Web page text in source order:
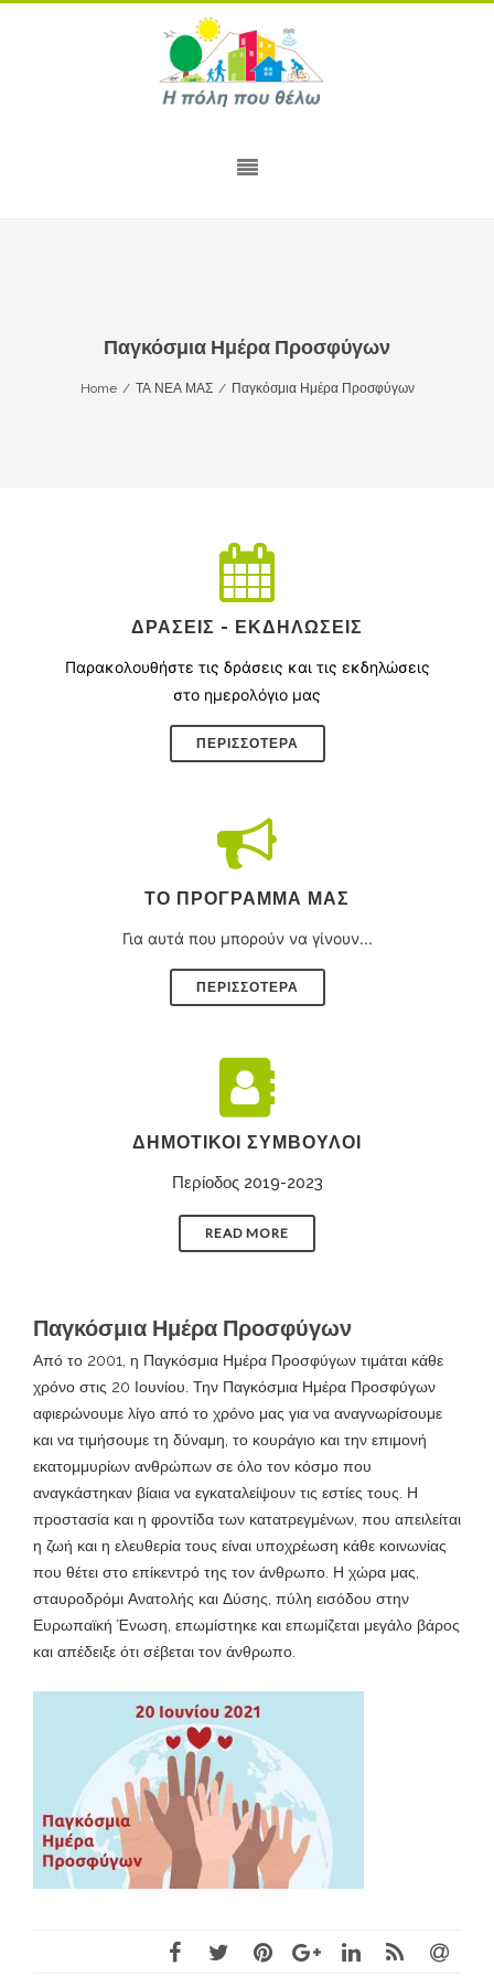
Παγκόσμια Ημέρα Προσφύγων
Home / ΤΑ ΝΕΑ ΜΑΣ / Παγκόσμια Ημέρα Προσφύγων
ΔΡΆΣΕΙΣ - ΕΚΔΗΛΏΣΕΙΣ
Παρακολουθήστε τις δράσεις και τις εκδηλώσεις
στο ημερολόγιο μας
ΠΕΡΙΣΣΌΤΕΡΑ
ΤΟ ΠΡΌΓΡΑΜΜΑ ΜΑΣ
Για αυτά που μπορούν να γίνουν...
ΠΕΡΙΣΣΟΤΕΡΑ
ΔΗΜΟΤΙΚΟΊ ΣΎΜΒΟΥΛΟΙ
Περίοδος 2019-2023
READ MORE
Παγκόσμια Ημέρα Προσφύγων
Από το 2001, η Παγκόσμια Ημέρα Προσφύγων τιμάται κάθε
χρόνο στις 20 Ιουνίου. Την Παγκόσμια Ημέρα Προσφύγων
αφιερώνουμε λίγο από το χρόνο μας για να αναγνωρίσουμε
και να τιμήσουμε τη δύναμη, το κουράγιο και την επιμονή
εκατομμυρίων ανθρώπων σε όλο τον κόσμο που
αναγκάστηκαν βίαια να εγκαταλείψουν τις εστίες τους. Η
προστασία και η φροντίδα των κατατρεγμένων, που απειλείται
η ζωή και η ελευθερία τους είναι υποχρέωση κάθε κοινωνίας
που θέτει στο επίκεντρό της τον άνθρωπο. Η χώρα μας,
σταυροδρόμι Ανατολής και Δύσης, πύλη εισόδου στην
Ευρωπαϊκή Ένωση, επωμίστηκε και επωμίζεται μεγάλο βάρος
και απέδειξε ότι σέβεται τον άνθρωπο.